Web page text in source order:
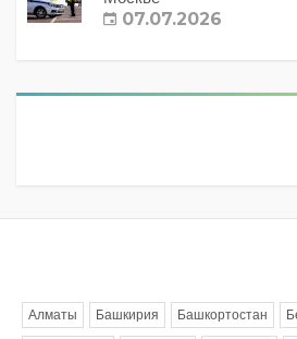
07.07.2026
Алматы Башкирия Башкортостан